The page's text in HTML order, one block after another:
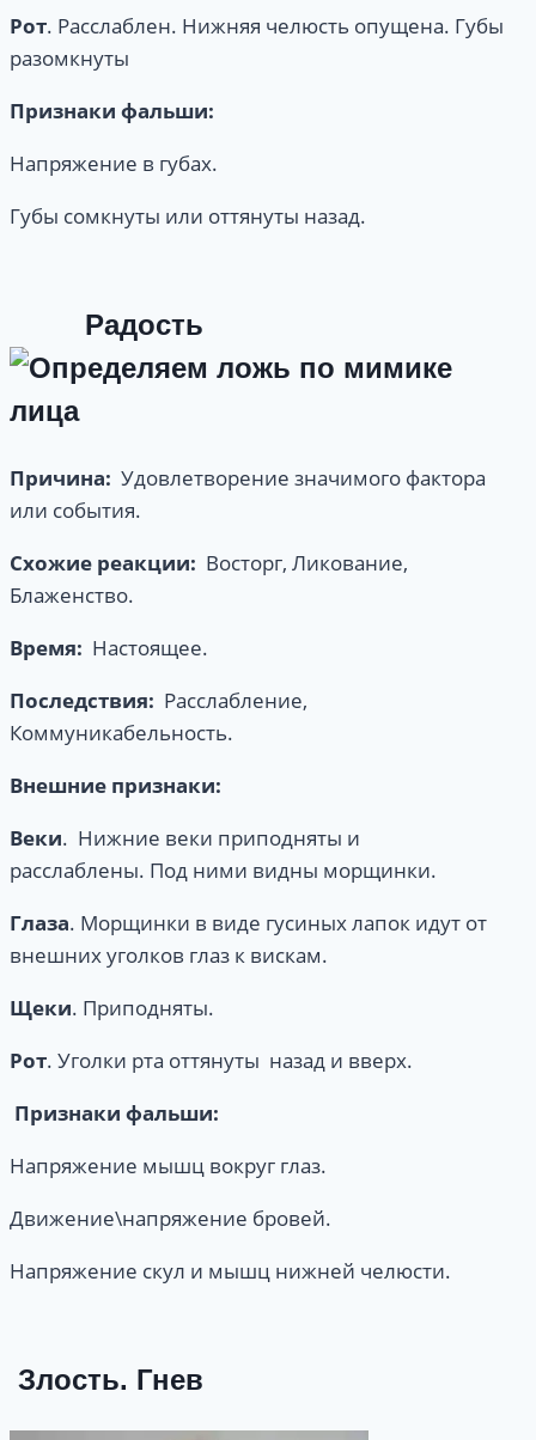
Рот. Расслаблен. Нижняя челюсть опущена. Губы
разомкнуты
Признаки фальши:
Напряжение в губах.
Губы сомкнуты или оттянуты назад.
Радость
Причина: Удовлетворение значимого фактора
или события.
Схожие реакции: Восторг, Ликование,
Блаженство.
Время: Настоящее.
Последствия: Расслабление,
Коммуникабельность.
Внешние признаки:
Веки. Нижние веки приподняты и
расслаблены. Под ними видны морщинки.
Глаза. Морщинки в виде гусиных лапок идут от
внешних уголков глаз к вискам.
Щеки. Приподняты.
Рот. Уголки рта оттянуты назад и вверх.
Признаки фальши:
Напряжение мышц вокруг глаз.
Движение\напряжение бровей.
Напряжение скул и мышц нижней челюсти.
Злость. Гнев